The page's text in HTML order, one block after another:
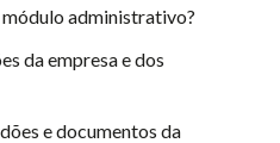
administrativo?
da empresa e dos
e documentos da